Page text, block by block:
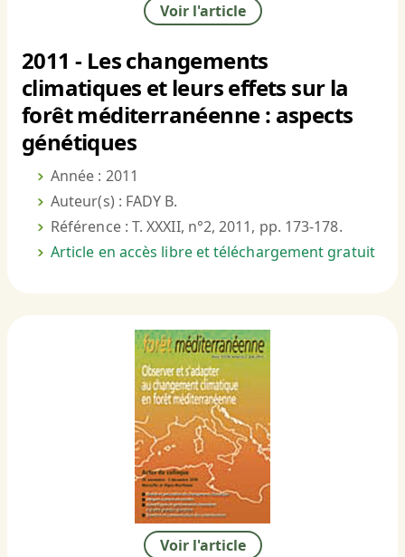
Voir l'article
2011 - Les changements
climatiques et leurs effets sur la
forêt méditerranéenne : aspects
génétiques
Année : 2011
Auteur(s) : FADY B.
Référence : T. XXXII, n°2, 2011, pp. 173-178.
Article en accès libre et téléchargement gratuit
Voir l'article